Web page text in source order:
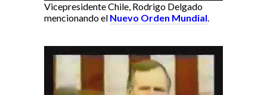
Vicepresidente Chile, Rodrigo Delgado
mencionando el Nuevo Orden Mundial.